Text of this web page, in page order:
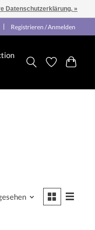
Registrieren / Anmelden
Datenschutzerklärung. »